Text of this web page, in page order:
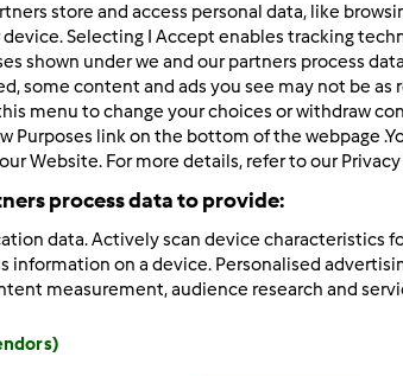
porzione/porzioni
12fetta/fette
Difficoltà
store and access personal data, like
Selecting I Accept enables tracking
shown under we and our partners process
some content and ads you see may not be as
menu to change your choices or withdraw
Purposes link on the bottom of the webpage
Website. For more details, refer to our Privacy
process data to provide:
data. Actively scan device characteristics
information on a device. Personalised
measurement, audience research and